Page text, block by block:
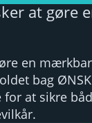
at gøre
en
bag
at sikre